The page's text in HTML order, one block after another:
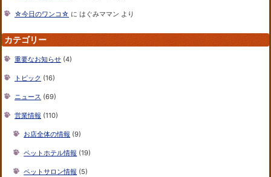
☆今日のワンコ☆ に はぐみママン より
カテゴリー
重要なお知らせ (4)
トピック (16)
ニュース (69)
営業情報 (110)
お店全体の情報 (9)
ペットホテル情報 (19)
ペットサロン情報 (5)